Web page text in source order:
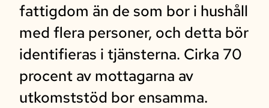
fattigdom än de som bor i hushåll
med flera personer, och detta bör
identifieras i tjänsterna. Cirka 70
procent av mottagarna av
utkomststöd bor ensamma.